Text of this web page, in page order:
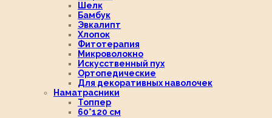
Шелк
Бамбук
Эвкалипт
Хлопок
Фитотерапия
Микроволокно
Искусственный пух
Ортопедические
Для декоративных наволочек
Наматрасники
Топпер
60*120 см